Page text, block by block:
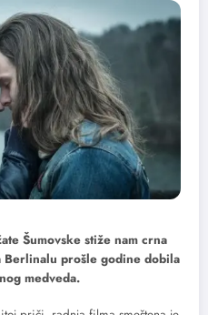
Šumovske stiže nam crna
Berlinalu prošle godine dobila
medveda.